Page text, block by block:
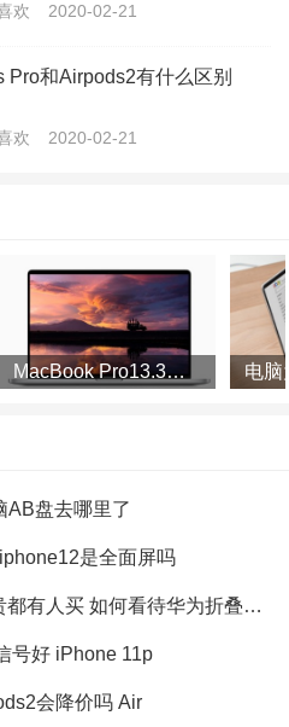
2020-02-21
预计多少钱 苹果12上市时间
pro眼控追焦怎么样
欢 2020-02-21
和小米10pro哪个好 三星
米10p
欢 2020-02-21
欢 2020-02-21
Pro和Airpods2有什么区别
欢 2020-02-21
MacBook Pro13.3会有14寸屏吗 MacBook
AB盘去哪里了
是全面屏吗
华为MateX为什么那么贵都有人买 如何看待华为折叠屏手机被
号好 iPhone 11p
会降价吗 Air